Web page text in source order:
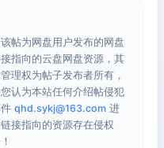
帖为网盘用户发布的网盘
指向的云盘网盘资源，其
理权为帖子发布者所有，
认为本站任何介绍帖侵犯
qhd.sykj@163.com 进
接指向的资源存在侵权